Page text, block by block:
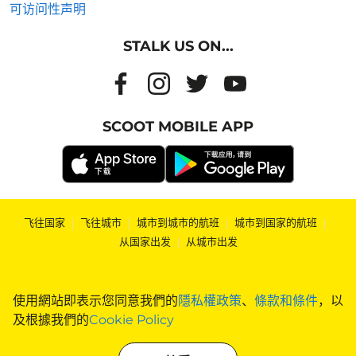
使用網站即表示您同意我們的隱私權政策、 條款和條件，以
及根據我們的Cookie Policy
可访问性声明
STALK US ON...
SCOOT MOBILE APP
飞往国家 | 飞往城市 | 城市到城市的航班 | 城市到国家的航班 |
从国家出发 | 从城市出发